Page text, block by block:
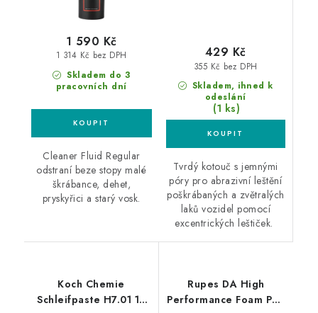
Skladem do 3
pracovních dní
1 314 Kč bez DPH
1 590 Kč
Cleaner Fluid Regular
odstraní beze stopy malé
škrábance, dehet,
pryskyřici a starý vosk.
Skladem, ihned k
odeslání
(1 ks)
355 Kč bez DPH
429 Kč
Tvrdý kotouč s jemnými
póry pro abrazivní leštění
poškrábaných a zvětralých
laků vozidel pomocí
excentrických leštiček.
Koch Chemie
Schleifpaste H7.01 1L
Rupes DA High
Performance Foam Pad